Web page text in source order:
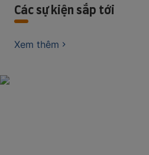
Các sự kiện sắp tới
Xem thêm